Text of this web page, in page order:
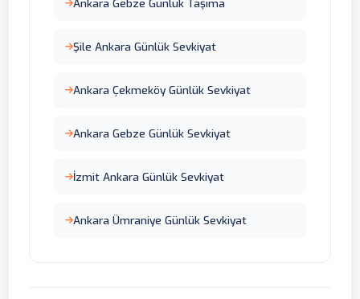
Ankara Gebze Günlük Taşıma
Şile Ankara Günlük Sevkiyat
Ankara Çekmeköy Günlük Sevkiyat
Ankara Gebze Günlük Sevkiyat
İzmit Ankara Günlük Sevkiyat
Ankara Ümraniye Günlük Sevkiyat